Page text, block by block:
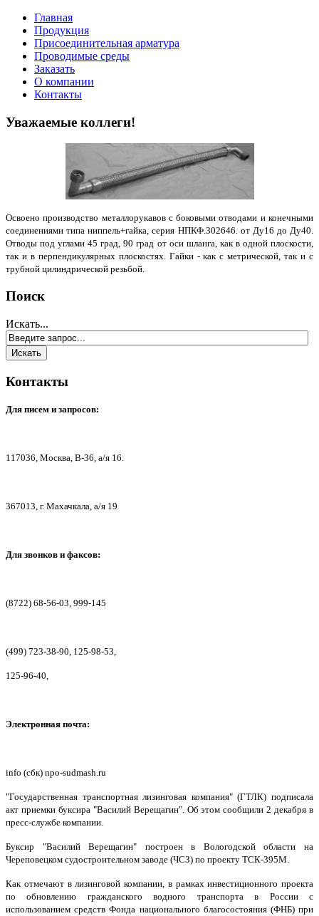
Главная
Продукция
Присоединительная арматура
Проводимые среды
Заказать
О компании
Контакты
Уважаемые коллеги!
Освоено производство металлорукавов с боковыми отводами и конечными
соединениями типа ниппель+гайка, серия НПКФ.302646. от Ду16 до Ду40.
Отводы под углами 45 град, 90 град от оси шланга, как в одной плоскости,
так и в перпендикулярных плоскостях. Гайки - как с метрической, так и с
трубной цилиндрической резьбой.
Поиск
Искать...
Контакты
Для писем и запросов:
117036, Москва, В-36, а/я 16.
367013, г. Махачкала, а/я 19
Для звонков и факсов:
(8722) 68-56-03, 999-145
(499) 723-38-90, 125-98-53,
125-96-40,
Электронная почта:
info (сбк) npo-sudmash.ru
"Государственная транспортная лизинговая компания" (ГТЛК) подписала
акт приемки буксира "Василий Верещагин". Об этом сообщили 2 декабря в
пресс-службе компании.
Буксир "Василий Верещагин" построен в Вологодской области на
Череповецком судостроительном заводе (ЧСЗ) по проекту ТСК-395М.
Как отмечают в лизинговой компании, в рамках инвестиционного проекта
по обновлению гражданского водного транспорта в России с
использованием средств Фонда национального благосостояния (ФНБ) при